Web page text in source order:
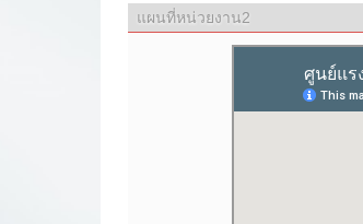
แผนที่หน่วยงาน2